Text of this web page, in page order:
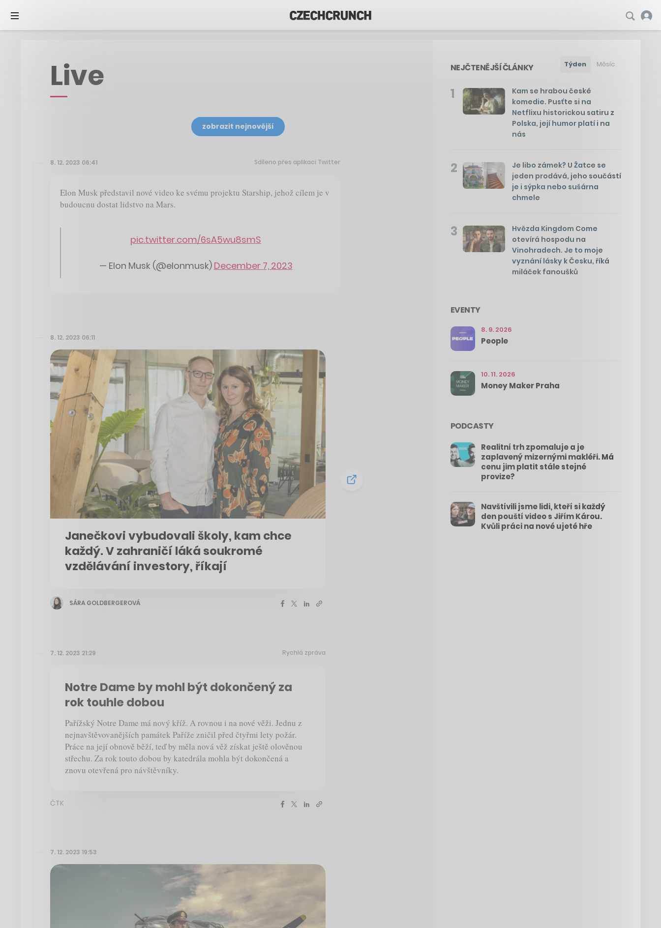
Live
zobrazit nejnovější
8. 12. 2023 06:41 Sdíleno přes aplikaci Twitter
Elon Musk představil nové video ke svému projektu Starship, jehož cílem je v
budoucnu dostat lidstvo na Mars.
pic.twitter.com/6sA5wu8smS
— Elon Musk (@elonmusk) December 7, 2023
8. 12. 2023 06:11
Janečkovi vybudovali školy, kam chce
každý. V zahraničí láká soukromé
vzdělávání investory, říkají
SÁRA GOLDBERGEROVÁ
7. 12. 2023 21:29 Rychlá zpráva
Notre Dame by mohl být dokončený za
rok touhle dobou
Pařížský Notre Dame má nový kříž. A rovnou i na nové věži. Jednu z
nejnavštěvovanějších památek Paříže zničil před čtyřmi lety požár.
Práce na její obnově běží, teď by měla nová věž získat ještě olověnou
střechu. Za rok touto dobou by katedrála mohla být dokončená a
znovu otevřená pro návštěvníky.
ČTK
7. 12. 2023 19:53
NEJČTENĚJŠÍ ČLÁNKY Týden Měsíc
1
Kam se hrabou české
komedie. Pusťte si na
Netflixu historickou satiru z
Polska, její humor platí i na
nás
2
Je libo zámek? U Žatce se
jeden prodává, jeho součástí
je i sýpka nebo sušárna
chmele
3
Hvězda Kingdom Come
otevírá hospodu na
Vinohradech. Je to moje
vyznání lásky k Česku, říká
miláček fanoušků
EVENTY
8. 9. 2026
People
10. 11. 2026
Money Maker Praha
PODCASTY
Realitní trh zpomaluje a je
zaplavený mizernými makléři. Má
cenu jim platit stále stejné
provize?
Navštívili jsme lidi, kteří si každý
den pouští video s Jiřím Károu.
Kvůli práci na nové ujeté hře